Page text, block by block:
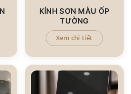
KÍNH SƠN MÀU ỐP
TƯỜNG
Xem chi tiết